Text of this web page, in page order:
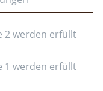
2 werden erfüllt
1 werden erfüllt